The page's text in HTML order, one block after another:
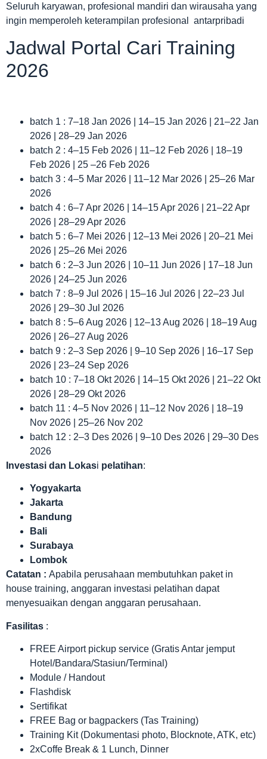
Seluruh karyawan, profesional mandiri dan wirausaha yang
ingin memperoleh keterampilan profesional antarpribadi
Jadwal Portal Cari Training
2026
batch 1 : 7–18 Jan 2026 | 14–15 Jan 2026 | 21–22 Jan
2026 | 28–29 Jan 2026
batch 2 : 4–15 Feb 2026 | 11–12 Feb 2026 | 18–19
Feb 2026 | 25 –26 Feb 2026
batch 3 : 4–5 Mar 2026 | 11–12 Mar 2026 | 25–26 Mar
2026
batch 4 : 6–7 Apr 2026 | 14–15 Apr 2026 | 21–22 Apr
2026 | 28–29 Apr 2026
batch 5 : 6–7 Mei 2026 | 12–13 Mei 2026 | 20–21 Mei
2026 | 25–26 Mei 2026
batch 6 : 2–3 Jun 2026 | 10–11 Jun 2026 | 17–18 Jun
2026 | 24–25 Jun 2026
batch 7 : 8–9 Jul 2026 | 15–16 Jul 2026 | 22–23 Jul
2026 | 29–30 Jul 2026
batch 8 : 5–6 Aug 2026 | 12–13 Aug 2026 | 18–19 Aug
2026 | 26–27 Aug 2026
batch 9 : 2–3 Sep 2026 | 9–10 Sep 2026 | 16–17 Sep
2026 | 23–24 Sep 2026
batch 10 : 7–18 Okt 2026 | 14–15 Okt 2026 | 21–22 Okt
2026 | 28–29 Okt 2026
batch 11 : 4–5 Nov 2026 | 11–12 Nov 2026 | 18–19
Nov 2026 | 25–26 Nov 202
batch 12 : 2–3 Des 2026 | 9–10 Des 2026 | 29–30 Des
2026
Investasi dan Lokasi pelatihan:
Yogyakarta
Jakarta
Bandung
Bali
Surabaya
Lombok
Catatan : Apabila perusahaan membutuhkan paket in
house training, anggaran investasi pelatihan dapat
menyesuaikan dengan anggaran perusahaan.
Fasilitas :
FREE Airport pickup service (Gratis Antar jemput
Hotel/Bandara/Stasiun/Terminal)
Module / Handout
Flashdisk
Sertifikat
FREE Bag or bagpackers (Tas Training)
Training Kit (Dokumentasi photo, Blocknote, ATK, etc)
2xCoffe Break & 1 Lunch, Dinner